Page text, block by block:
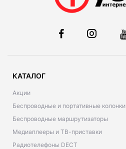
КАТАЛОГ
Акции
Беспроводные и портативные колонки
Беспроводные маршрутизаторы
Медиаплееры и ТВ-приставки
Радиотелефоны DECT